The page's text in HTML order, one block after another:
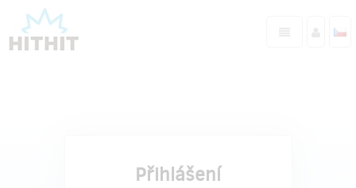
Přihlášení